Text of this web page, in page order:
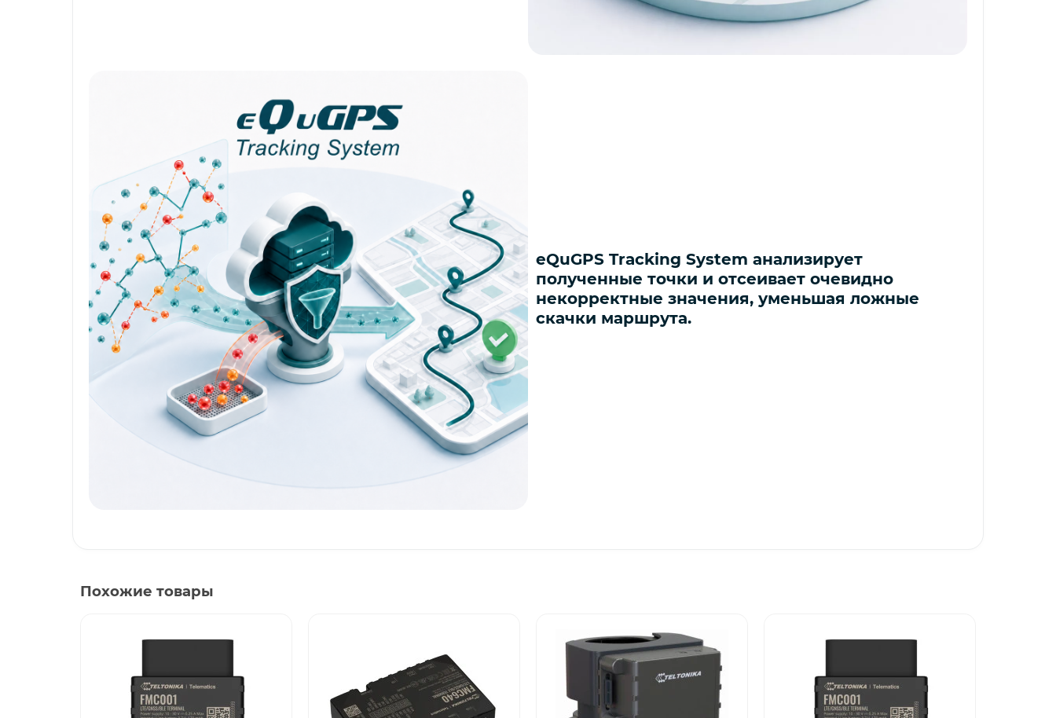
eQuGPS Tracking System анализирует
полученные точки и отсеивает очевидно
некорректные значения, уменьшая ложные
скачки маршрута.
Похожие товары